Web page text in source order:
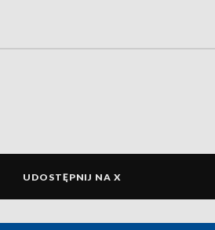
UDOSTĘPNIJ NA X